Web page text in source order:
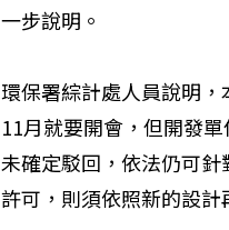
一步說明。
環保署綜計處人員說明
11月就要開會，但開發
未確定駁回，依法仍可
許可，則須依照新的設計